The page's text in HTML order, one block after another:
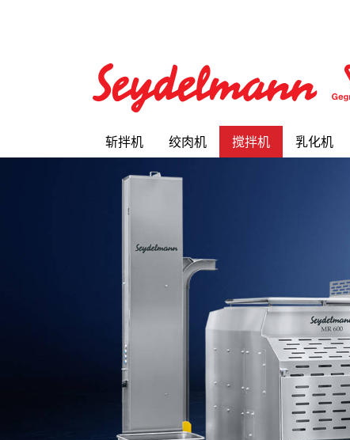
斩拌机 绞肉机 搅拌机 乳化机